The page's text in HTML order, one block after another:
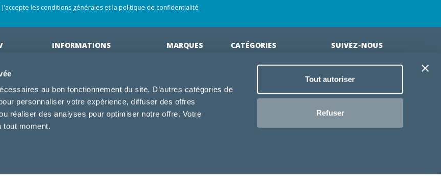
au bon fonctionnement du site. D’autres catégories de
personnaliser votre expérience, diffuser des offres
réaliser des analyses pour optimiser notre offre. Votre
tout moment.
Tout autoriser
Refuser
J'accepte les conditions générales et la politique de confidentialité
Vétorino
INFORMATIONS
À propos de nous
Offres pour les vétérinaires
Mentions légales
Utilisation des cookies
MARQUES
Hill's pet Nutrition
Virbac
Purina Pro Plan
CATÉGORIES
Jouets chien
SUIVEZ-NOUS